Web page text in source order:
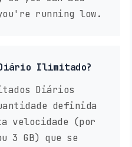
running low.
Diário Ilimitado?
Diários
definida
velocidade (por
3 GB) que se